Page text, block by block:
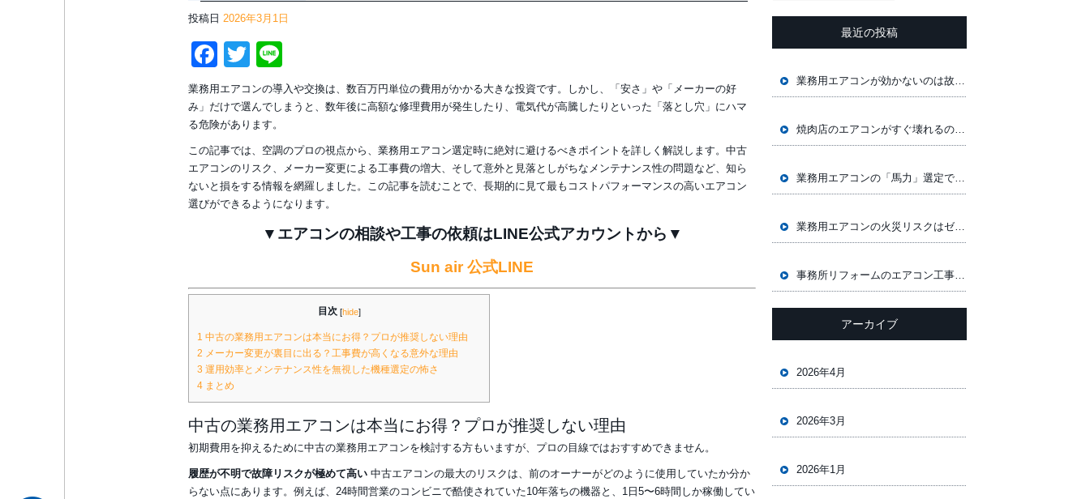
投稿日 2026年3月1日
Facebook
Twitter
業務用エアコンの導入や交換は、数百万円単位の費用がかかる大きな投資です。しかし、「安さ」や「メーカーの好
み」だけで選んでしまうと、数年後に高額な修理費用が発生したり、電気代が高騰したりといった「落とし穴」にハマ
る危険があります。
この記事では、空調のプロの視点から、業務用エアコン選定時に絶対に避けるべきポイントを詳しく解説します。中古
エアコンのリスク、メーカー変更による工事費の増大、そして意外と見落としがちなメンテナンス性の問題など、知ら
ないと損をする情報を網羅しました。この記事を読むことで、長期的に見て最もコストパフォーマンスの高いエアコン
選びができるようになります。
▼エアコンの相談や工事の依頼はLINE公式アカウントから▼
Sun air 公式LINE
目次 [hide]
1 中古の業務用エアコンは本当にお得？プロが推奨しない理由
2 メーカー変更が裏目に出る？工事費が高くなる意外な理由
3 運用効率とメンテナンス性を無視した機種選定の怖さ
4 まとめ
中古の業務用エアコンは本当にお得？プロが推奨しない理由
初期費用を抑えるために中古の業務用エアコンを検討する方もいますが、プロの目線ではおすすめできません。
履歴が不明で故障リスクが極めて高い 中古エアコンの最大のリスクは、前のオーナーがどのように使用していたか分か
らない点にあります。例えば、24時間営業のコンビニで酷使されていた10年落ちの機器と、1日5〜6時間しか稼働してい
最近の投稿
業務用エアコンが効かないのは故障じゃない？プロが教える「環境」と「構造」の落とし穴
焼肉店のエアコンがすぐ壊れるのはなぜ？プロが教える「失敗しない」機種選定とメンテナンスの極意
業務用エアコンの「馬力」選定で失敗しない！広さ・業種別の適正容量をプロが解説
業務用エアコンの火災リスクはゼロじゃない？プロが教える発火原因と防止策
事務所リフォームのエアコン工事！プロが教える現地調査のチェックポイント
アーカイブ
2026年4月
2026年3月
2026年1月